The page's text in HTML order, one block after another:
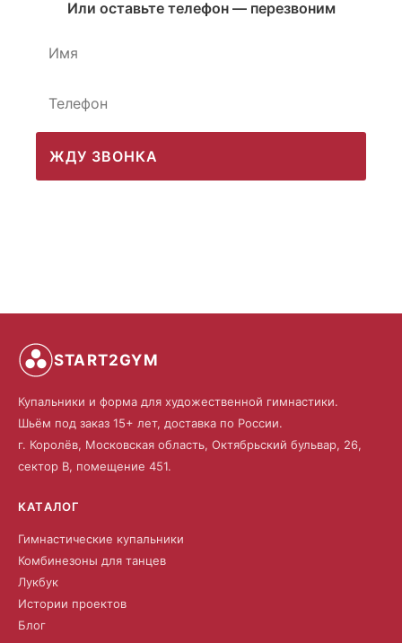
Или оставьте телефон — перезвоним
ЖДУ ЗВОНКА
START2GYM
Купальники и форма для художественной гимнастики.
Шьём под заказ 15+ лет, доставка по России.
г. Королёв, Московская область, Октябрьский бульвар, 26,
сектор В, помещение 451.
КАТАЛОГ
Гимнастические купальники
Комбинезоны для танцев
Лукбук
Истории проектов
Блог